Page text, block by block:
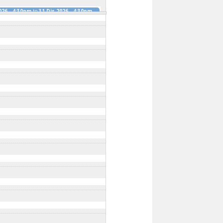
- 4:30pmto31 Dis 2026 - 4:30pm